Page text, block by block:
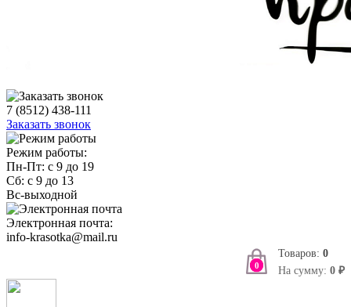
7 (8512) 438-111
Заказать звонок
Режим работы:
Пн-Пт: с 9 до 19
Сб: с 9 до 13
Вс-выходной
Электронная почта:
info-krasotka@mail.ru
Товаров: 0
На сумму: 0 ₽
0